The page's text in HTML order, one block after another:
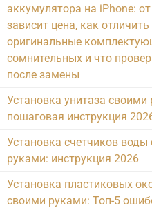
аккумулятора на iPhone: от
зависит цена, как отличить
оригинальные
сомнительных и что
после замены
Установка унитаза своими
пошаговая инструкция
Установка счетчиков воды
руками: инструкция 2026
Установка пластиковых
своими руками: Топ-5